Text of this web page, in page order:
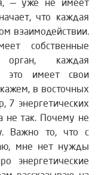
— уже не имеет
что каждая
взаимодействии.
собственные
каждая
это имеет свои
в восточных
7 энергетических
не так. Почему не
Важно то, что с
мне нет нужды
энергетические